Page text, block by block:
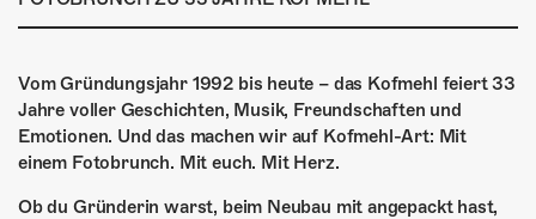
KONTAKT
ÜBER UNS
GÖNNEREI
SHOP
Vom Gründungsjahr 1992 bis heute – das Kofmehl feiert 33
Jahre voller Geschichten, Musik, Freundschaften und
Emotionen. Und das machen wir auf Kofmehl-Art: Mit
einem Fotobrunch. Mit euch. Mit Herz.
Ob du Gründerin warst, beim Neubau mit angepackt hast,